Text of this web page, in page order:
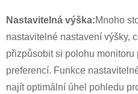
Nastavitelná výška:Mnoho
nastavitelné nastavení výšky,
přizpůsobit si polohu
preferencí. Funkce
najít optimální úhel pohledu
ODESLAT ŽÁDOST